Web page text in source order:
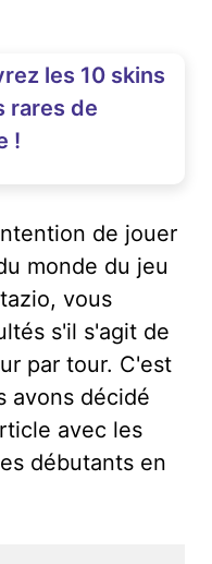
les 10 skins
rares de
!
de jouer
monde du jeu
vous
s'il s'agit de
par tour. C'est
avons décidé
avec les
débutants en